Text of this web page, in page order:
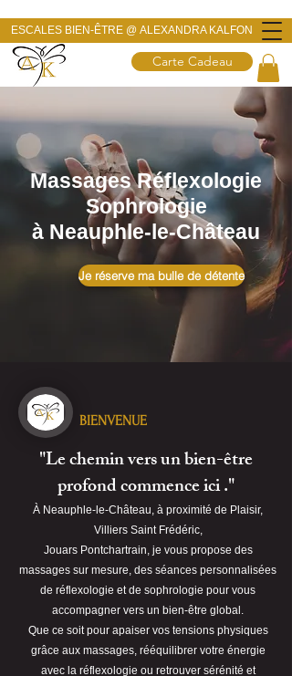
ESCALES BIEN-ÊTRE @ ALEXANDRA KALFON
Carte Cadeau
Massages Réflexologie
Sophrologie
à Neauphle-le-Château
Je réserve ma bulle de détente
BIENVENUE
"Le chemin vers un bien-être
profond commence ici ."
À Neauphle-le-Château, à proximité de Plaisir,
Villiers Saint Frédéric,
Jouars Pontchartrain, je vous propose des
massages sur mesure, des séances personnalisées
de réflexologie et de sophrologie pour vous
accompagner vers un bien-être global.​
Que ce soit pour apaiser vos tensions physiques
grâce aux massages, rééquilibrer votre énergie
avec la réflexologie ou retrouver sérénité et